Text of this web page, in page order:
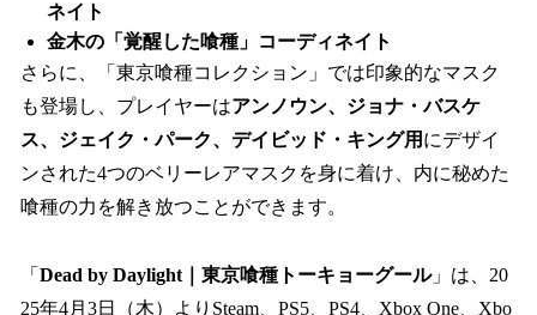
ネイト
金木の「覚醒した喰種」コーディネイト
さらに、「東京喰種コレクション」では印象的なマスク
も登場し、プレイヤーはアンノウン、ジョナ・バスケ
ス、ジェイク・パーク、デイビッド・キング用 にデザイ
ンされた4つのベリーレアマスクを身に着け、内に秘めた
喰種の力を解き放つことができます。
「 Dead by Daylight｜東京喰種トーキョーグール」は、20
25年4月3日（木）よりSteam、PS5、PS4、Xbox One、Xbo